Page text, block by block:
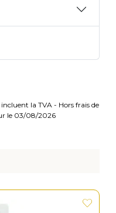
la TVA - Hors frais de
le 03/08/2026